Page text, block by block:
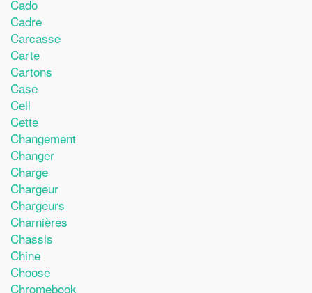
Cado
Cadre
Carcasse
Carte
Cartons
Case
Cell
Cette
Changement
Changer
Charge
Chargeur
Chargeurs
Charnières
Chassis
Chine
Choose
Chromebook